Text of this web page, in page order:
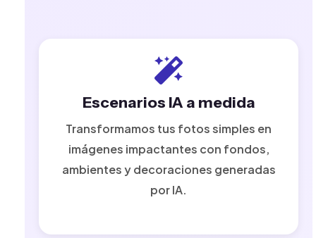
Escenarios IA a medida
Transformamos tus fotos simples en
imágenes impactantes con fondos,
ambientes y decoraciones generadas
por IA.